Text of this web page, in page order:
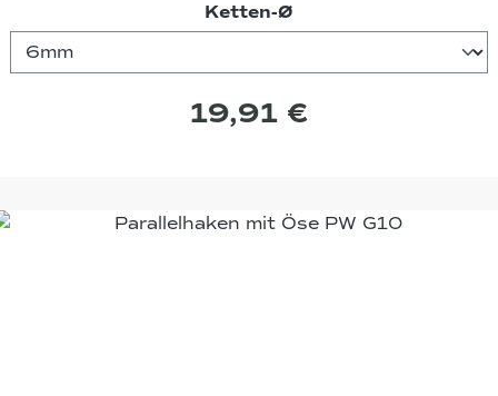
Ketten-Ø
19,91 €